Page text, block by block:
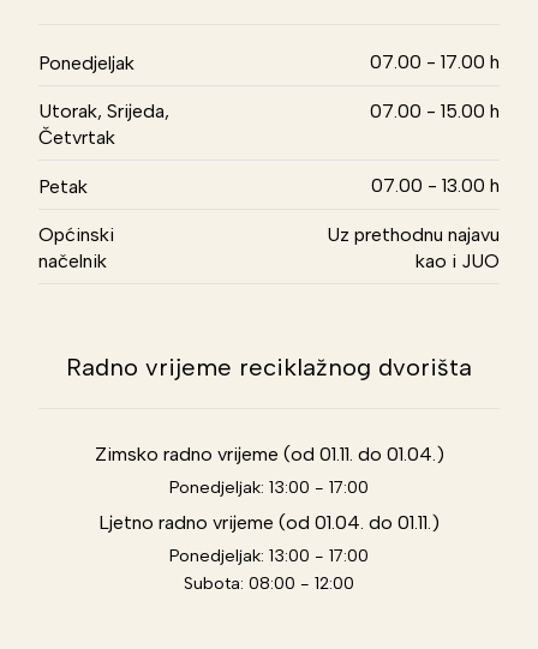
Ponedjeljak 07.00 - 17.00 h
Utorak, Srijeda,
Četvrtak
07.00 - 15.00 h
Petak 07.00 - 13.00 h
Općinski
načelnik
Uz prethodnu najavu
kao i JUO
Radno vrijeme reciklažnog dvorišta
Zimsko radno vrijeme (od 01.11. do 01.04.)
Ponedjeljak: 13:00 - 17:00
Ljetno radno vrijeme (od 01.04. do 01.11.)
Ponedjeljak: 13:00 - 17:00
Subota: 08:00 - 12:00